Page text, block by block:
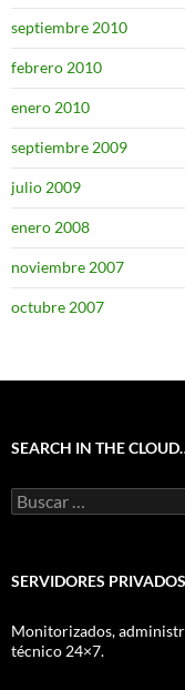
septiembre 2010
febrero 2010
enero 2010
septiembre 2009
julio 2009
enero 2008
noviembre 2007
octubre 2007
SEARCH IN THE
Buscar:
SERVIDORES PRIVADOS
Monitorizados,
técnico 24×7.